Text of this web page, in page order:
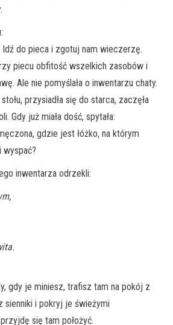
do pieca i zgotuj nam wieczerzę.
piecu obfitość wszelkich zasobów i
Ale nie pomyślała o inwentarzu chaty.
przysiadła się do starca, zaczęła
Gdy już miała dość, spytała:
gdzie jest łóżko, na którym
wyspać?
inwentarza odrzekli:
gdy je miniesz, trafisz tam na pokój z
sienniki i pokryj je świeżymi
się tam położyć.